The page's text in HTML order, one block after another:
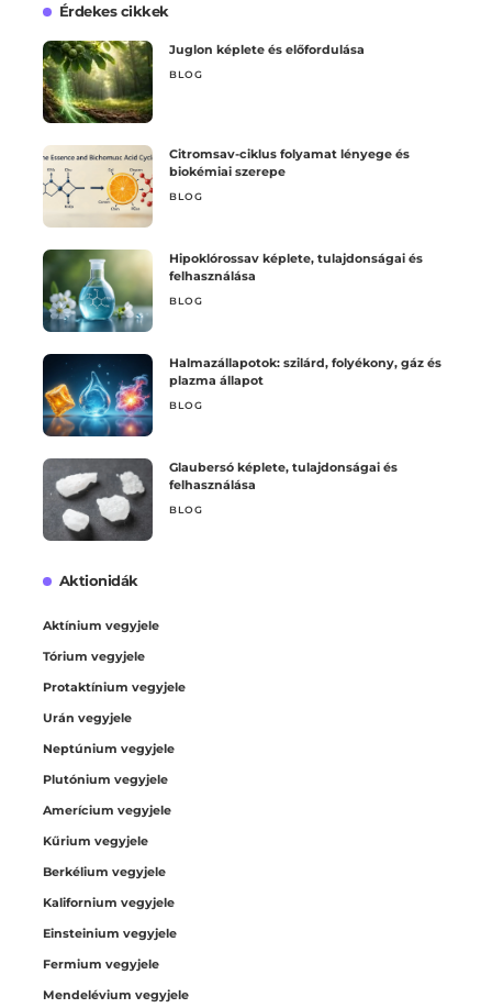
Érdekes cikkek
Juglon képlete és előfordulása
BLOG
Citromsav-ciklus folyamat lényege és
biokémiai szerepe
BLOG
Hipoklórossav képlete, tulajdonságai és
felhasználása
BLOG
Halmazállapotok: szilárd, folyékony, gáz és
plazma állapot
BLOG
Glaubersó képlete, tulajdonságai és
felhasználása
BLOG
Aktionidák
Aktínium vegyjele
Tórium vegyjele
Protaktínium vegyjele
Urán vegyjele
Neptúnium vegyjele
Plutónium vegyjele
Amerícium vegyjele
Kűrium vegyjele
Berkélium vegyjele
Kalifornium vegyjele
Einsteinium vegyjele
Fermium vegyjele
Mendelévium vegyjele